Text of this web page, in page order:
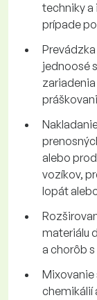
techniky a
prípade
jednoosé
alebo
vozíkov,
lopát
materiálu
a chorôb
chemikálií